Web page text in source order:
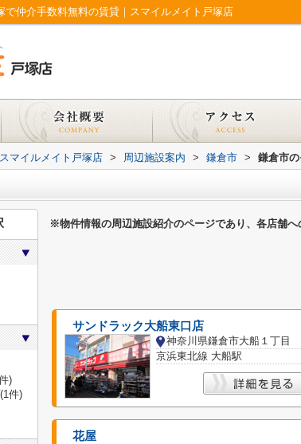
で仲介手数料無料の賃貸｜スマイルメイト戸塚店
マイルメイト戸塚店 > 周辺施設案内 > 鎌倉市 > 鎌倉市
※物件情報の周辺施設紹介のページであり、各店舗へ
サンドラック大船東口店
神奈川県鎌倉市大船１丁目
京浜東北線 大船駅
花屋
)
(1件)